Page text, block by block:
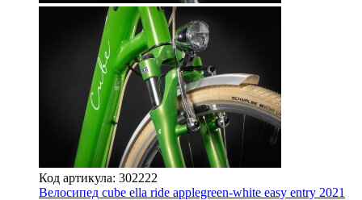
Код артикула: 302222
Велосипед cube ella ride applegreen-white easy entry 2021